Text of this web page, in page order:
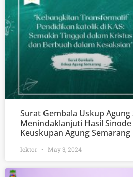
Surat Gembala Uskup Agung
Menindaklanjuti Hasil
Keuskupan Agung Semarang
lektor May 3, 2024